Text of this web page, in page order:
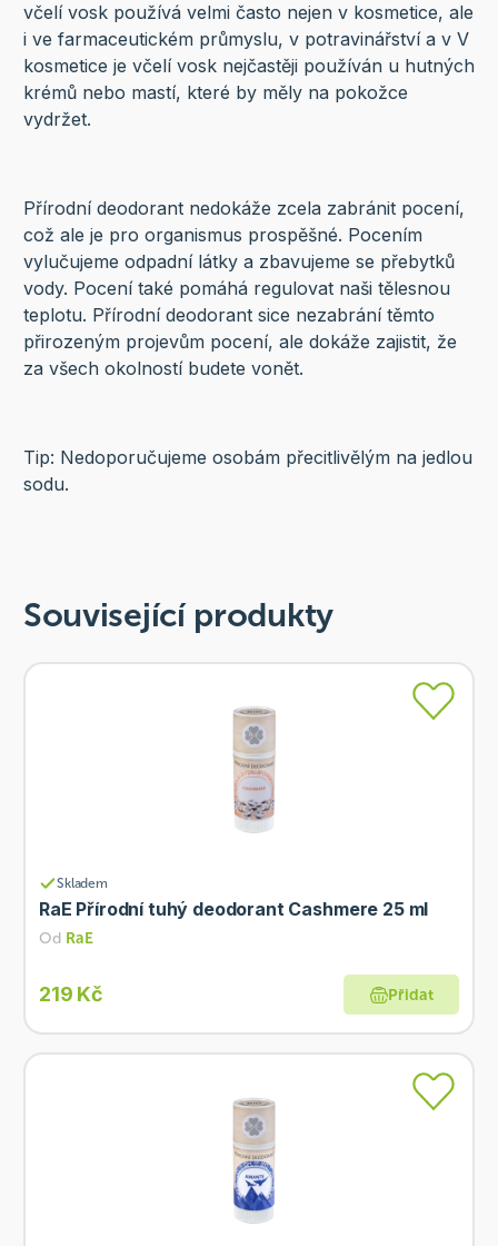
včelí vosk používá velmi často nejen v kosmetice, ale
i ve farmaceutickém průmyslu, v potravinářství a v V
kosmetice je včelí vosk nejčastěji používán u hutných
krémů nebo mastí, které by měly na pokožce
vydržet.
Přírodní deodorant nedokáže zcela zabránit pocení,
což ale je pro organismus prospěšné. Pocením
vylučujeme odpadní látky a zbavujeme se přebytků
vody. Pocení také pomáhá regulovat naši tělesnou
teplotu. Přírodní deodorant sice nezabrání těmto
přirozeným projevům pocení, ale dokáže zajistit, že
za všech okolností budete vonět.
Tip: Nedoporučujeme osobám přecitlivělým na jedlou
sodu.
Související produkty
Skladem
RaE Přírodní tuhý deodorant Cashmere 25 ml
Od RaE
219 Kč Přidat